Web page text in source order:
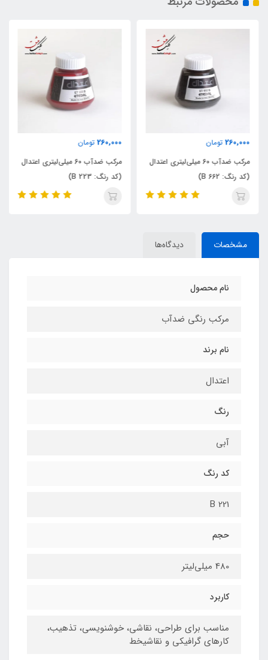
260,000 تومان
مرکب ضدآب 60 میلی‌لیتری اعتدال
(کد رنگ: 662 B)
260,000 تومان
مرکب ضدآب 60 میلی‌لیتری اعتدال
(کد رنگ: 223 B)
مشخصات دیدگاه‌ها
نام محصول
مرکب رنگی ضدآب
نام برند
اعتدال
رنگ
آبی
کد رنگ
221 B
حجم
480 میلی‌لیتر
کاربرد
مناسب برای طراحی، نقاشی، خوشنویسی، تذهیب،
کارهای گرافیکی و نقاشیخط